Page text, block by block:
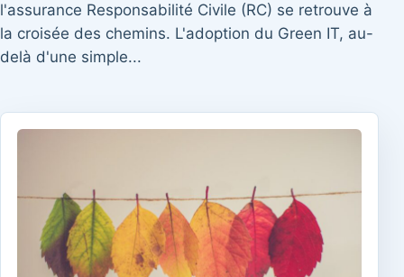
l'assurance Responsabilité Civile (RC) se retrouve à
la croisée des chemins. L'adoption du Green IT, au-
delà d'une simple...